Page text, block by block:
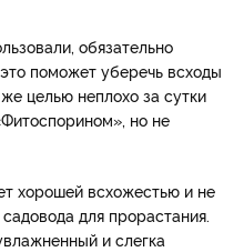
обязательно
поможет уберечь всходы
целью неплохо за сутки
но не
хорошей всхожестью и не
для прорастания.
и слегка